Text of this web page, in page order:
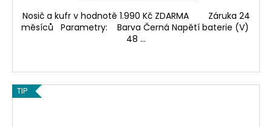
Nosič a kufr v hodnotě 1.990 Kč ZDARMA Záruka 24
měsíců Parametry: Barva Černá Napětí baterie (V)
48 ...
TIP